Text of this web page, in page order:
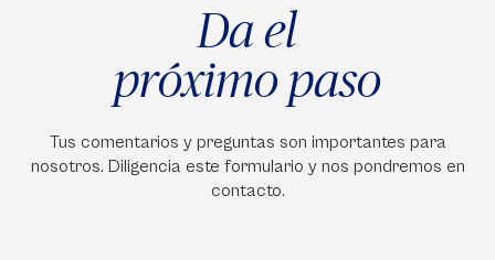
Da el
próximo paso
Tus comentarios y preguntas son importantes para
nosotros. Diligencia este formulario y nos pondremos en
contacto.